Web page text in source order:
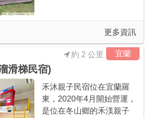
更多資訊
宜蘭
滑梯民宿)
約 2 公里
禾沐親子民宿位在宜蘭羅
東，2020年4月開始營運，
是位在冬山鄉的禾渼親子